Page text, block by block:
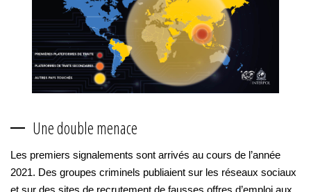
Une double menace
Les premiers signalements sont arrivés au cours de l’année
2021. Des groupes criminels publiaient sur les réseaux sociaux
et sur des sites de recrutement de fausses offres d’emploi aux